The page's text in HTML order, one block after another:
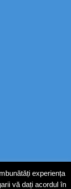
experiența
vă dați acordul în